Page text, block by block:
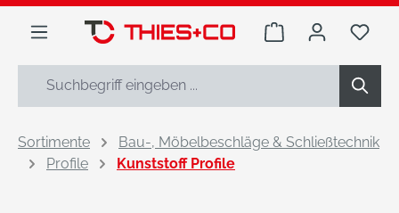
springen
Warenkorb Du
Sortimente
Bau-, Möbelbeschläge & Schließtechnik
Profile
Kunststoff Profile